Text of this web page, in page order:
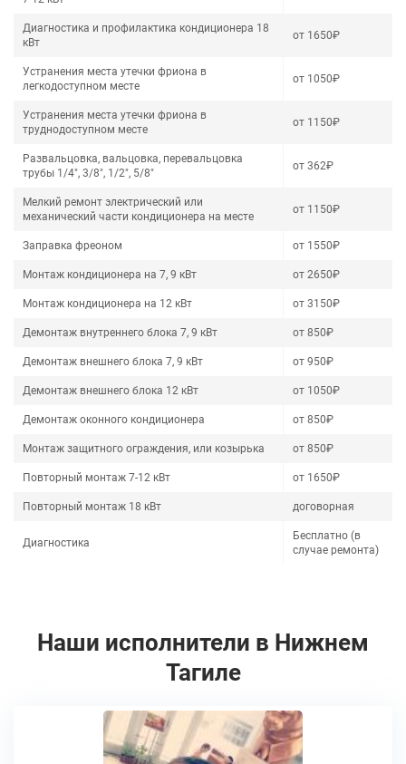
Диагностика и профилактика кондиционера 18
кВт
от 1650₽
Устранения места утечки фриона в
легкодоступном месте
от 1050₽
Устранения места утечки фриона в
труднодоступном месте
от 1150₽
Развальцовка, вальцовка, перевальцовка
трубы 1/4", 3/8", 1/2", 5/8"
от 362₽
Мелкий ремонт электрический или
механический части кондиционера на месте
от 1150₽
Заправка фреоном от 1550₽
Монтаж кондиционера на 7, 9 кВт от 2650₽
Монтаж кондиционера на 12 кВт от 3150₽
Демонтаж внутреннего блока 7, 9 кВт от 850₽
Демонтаж внешнего блока 7, 9 кВт от 950₽
Демонтаж внешнего блока 12 кВт от 1050₽
Демонтаж оконного кондиционера от 850₽
Монтаж защитного ограждения, или козырька от 850₽
Повторный монтаж 7-12 кВт от 1650₽
Повторный монтаж 18 кВт договорная
Диагностика
Бесплатно (в
случае ремонта)
Наши исполнители в Нижнем
Тагиле